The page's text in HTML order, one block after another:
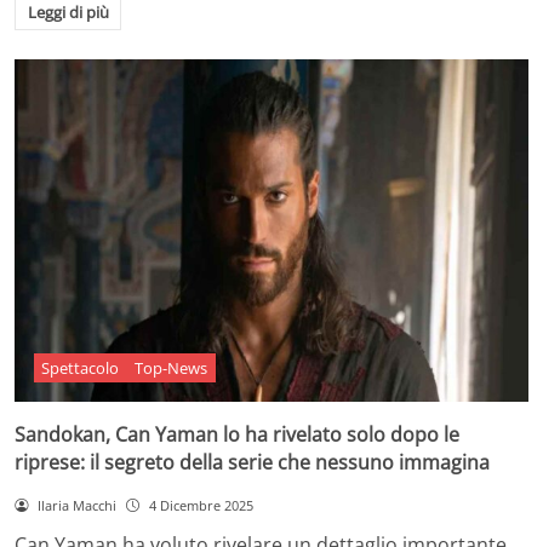
Leggi di più
Spettacolo Top-News
Sandokan, Can Yaman lo ha rivelato solo dopo le
riprese: il segreto della serie che nessuno immagina
Ilaria Macchi 4 Dicembre 2025